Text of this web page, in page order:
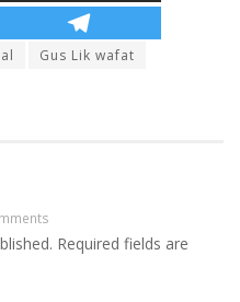
Gus Lik wafat
Required fields are